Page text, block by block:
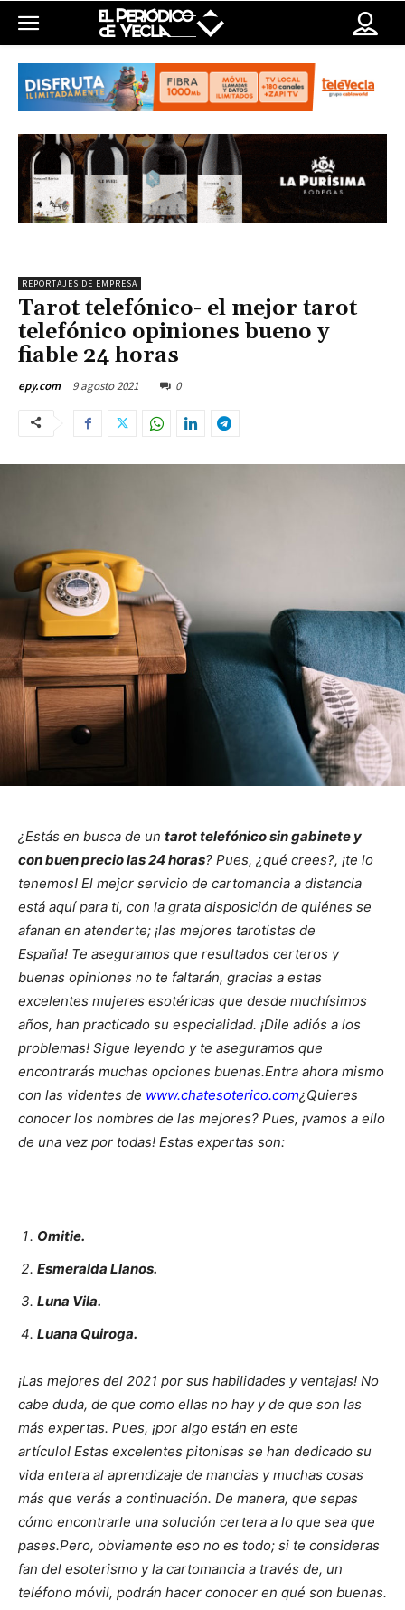
REPORTAJES DE EMPRESA
Tarot telefónico- el mejor tarot
telefónico opiniones bueno y
fiable 24 horas
epy.com 9 agosto 2021 0
¿Estás en busca de un tarot telefónico sin gabinete y
con buen precio las 24 horas? Pues, ¿qué crees?, ¡te lo
tenemos! El mejor servicio de cartomancia a distancia
está aquí para ti, con la grata disposición de quiénes se
afanan en atenderte; ¡las mejores tarotistas de
España! Te aseguramos que resultados certeros y
buenas opiniones no te faltarán, gracias a estas
excelentes mujeres esotéricas que desde muchísimos
años, han practicado su especialidad. ¡Dile adiós a los
problemas! Sigue leyendo y te aseguramos que
encontrarás muchas opciones buenas.Entra ahora mismo
con las videntes de www.chatesoterico.com¿Quieres
conocer los nombres de las mejores? Pues, ¡vamos a ello
de una vez por todas! Estas expertas son:
Omitie.
Esmeralda Llanos.
Luna Vila.
Luana Quiroga.
¡Las mejores del 2021 por sus habilidades y ventajas! No
cabe duda, de que como ellas no hay y de que son las
más expertas. Pues, ¡por algo están en este
artículo! Estas excelentes pitonisas se han dedicado su
vida entera al aprendizaje de mancias y muchas cosas
más que verás a continuación. De manera, que sepas
cómo encontrarle una solución certera a lo que sea que
pases.Pero, obviamente eso no es todo; si te consideras
fan del esoterismo y la cartomancia a través de, un
teléfono móvil, podrán hacer conocer en qué son buenas.